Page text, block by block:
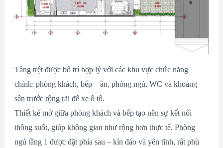
Tầng trệt được bố trí hợp lý với các khu vực chức năng
chính: phòng khách, bếp – ăn, phòng ngủ, WC và khoảng
sân trước rộng rãi để xe ô tô.
Thiết kế mở giữa phòng khách và bếp tạo nên sự kết nối
thông suốt, giúp không gian như rộng hơn thực tế. Phòng
ngủ tầng 1 được đặt phía sau – kín đáo và yên tĩnh, rất phù